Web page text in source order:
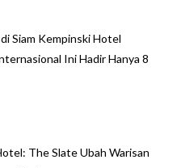
Siam Kempinski Hotel
Ini Hadir Hanya 8
The Slate Ubah Warisan